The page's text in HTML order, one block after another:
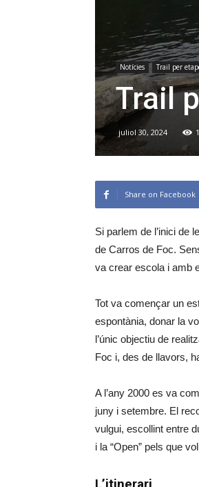
Notícies Trail per
Trail
juliol 30, 2024
Share on Facebook
Si parlem de l’inici de
de Carros de Foc.
va crear escola i amb
Tot va començar un
espontània, donar la
l’únic objectiu de
Foc i, des de llavors,
A l’any 2000 es va
juny i setembre. El
vulgui, escollint entre
i la “Open” pels que